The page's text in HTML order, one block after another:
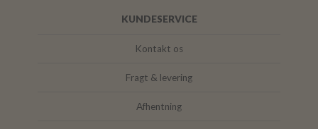
KUNDESERVICE
Kontakt os
Fragt & levering
Afhentning